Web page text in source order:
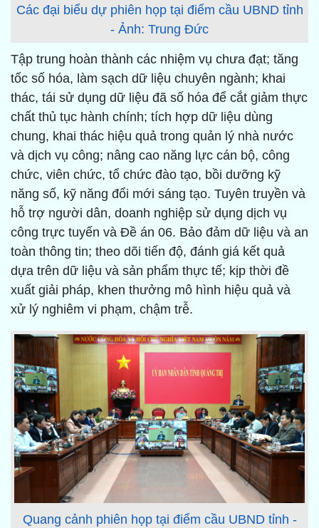
Các đại biểu dự phiên họp tại điểm cầu UBND tỉnh
- Ảnh: Trung Đức
Tập trung hoàn thành các nhiệm vụ chưa đạt; tăng
tốc số hóa, làm sạch dữ liệu chuyên ngành; khai
thác, tái sử dụng dữ liệu đã số hóa để cắt giảm thực
chất thủ tục hành chính; tích hợp dữ liệu dùng
chung, khai thác hiệu quả trong quản lý nhà nước
và dịch vụ công; nâng cao năng lực cán bộ, công
chức, viên chức, tổ chức đào tạo, bồi dưỡng kỹ
năng số, kỹ năng đổi mới sáng tạo. Tuyên truyền và
hỗ trợ người dân, doanh nghiệp sử dụng dịch vụ
công trực tuyến và Đề án 06. Bảo đảm dữ liệu và an
toàn thông tin; theo dõi tiến độ, đánh giá kết quả
dựa trên dữ liệu và sản phẩm thực tế; kịp thời đề
xuất giải pháp, khen thưởng mô hình hiệu quả và
xử lý nghiêm vi phạm, chậm trễ.
Quang cảnh phiên họp tại điểm cầu UBND tỉnh -